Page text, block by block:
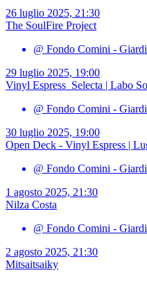
26 luglio 2025, 21:30
The SoulFire Project
@ Fondo Comini -
29 luglio 2025, 19:00
Vinyl Espress_Selecta | Labo
@ Fondo Comini -
30 luglio 2025, 19:00
Open Deck - Vinyl Espress |
@ Fondo Comini -
1 agosto 2025, 21:30
Nilza Costa
@ Fondo Comini -
2 agosto 2025, 21:30
Mitsaitsaiky